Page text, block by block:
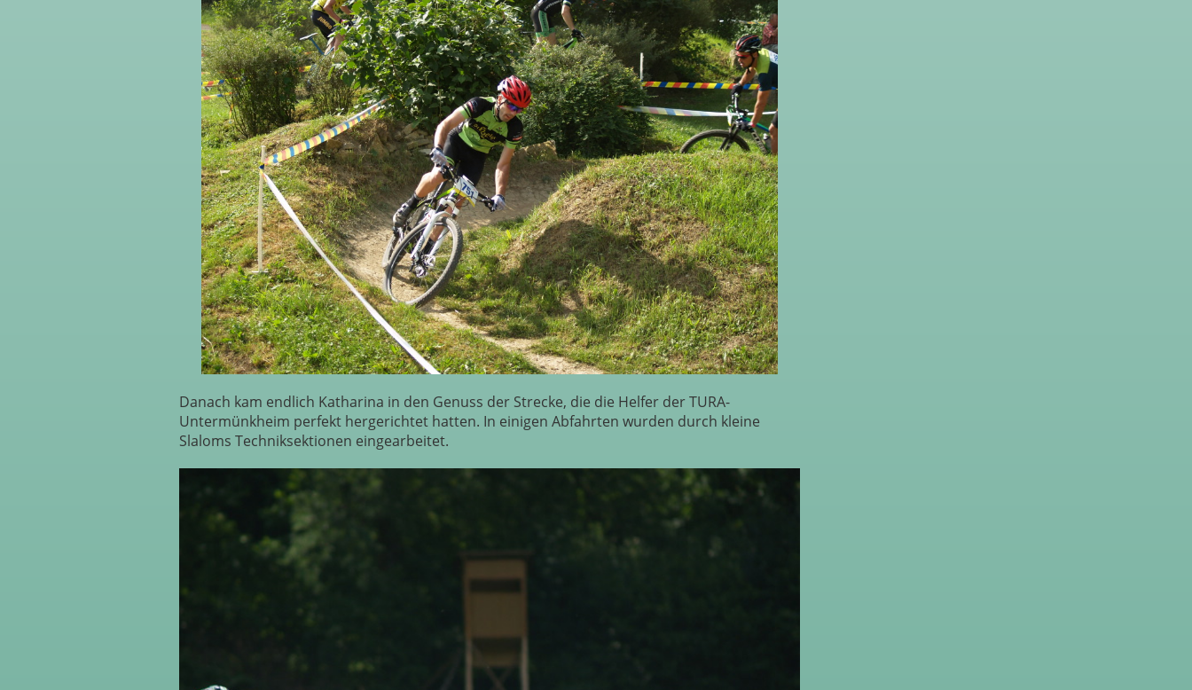
Danach kam endlich Katharina in den Genuss der Strecke, die die Helfer der TURA-
Untermünkheim perfekt hergerichtet hatten. In einigen Abfahrten wurden durch kleine
Slaloms Techniksektionen eingearbeitet.